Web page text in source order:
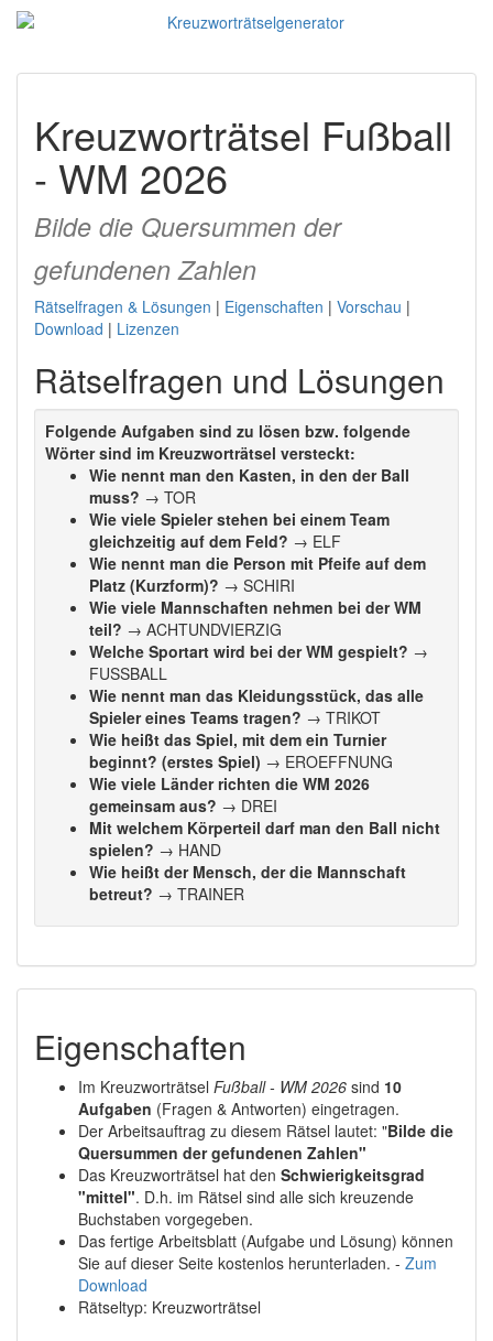
Kreuzworträtsel Fußball
- WM 2026
Bilde die Quersummen der
gefundenen Zahlen
Rätselfragen & Lösungen | Eigenschaften | Vorschau |
Download | Lizenzen
Rätselfragen und Lösungen
Folgende Aufgaben sind zu lösen bzw. folgende
Wörter sind im Kreuzworträtsel versteckt:
Wie nennt man den Kasten, in den der Ball
muss? → TOR
Wie viele Spieler stehen bei einem Team
gleichzeitig auf dem Feld? → ELF
Wie nennt man die Person mit Pfeife auf dem
Platz (Kurzform)? → SCHIRI
Wie viele Mannschaften nehmen bei der WM
teil? → ACHTUNDVIERZIG
Welche Sportart wird bei der WM gespielt? →
FUSSBALL
Wie nennt man das Kleidungsstück, das alle
Spieler eines Teams tragen? → TRIKOT
Wie heißt das Spiel, mit dem ein Turnier
beginnt? (erstes Spiel) → EROEFFNUNG
Wie viele Länder richten die WM 2026
gemeinsam aus? → DREI
Mit welchem Körperteil darf man den Ball nicht
spielen? → HAND
Wie heißt der Mensch, der die Mannschaft
betreut? → TRAINER
Eigenschaften
Im Kreuzworträtsel Fußball - WM 2026 sind 10
Aufgaben (Fragen & Antworten) eingetragen.
Der Arbeitsauftrag zu diesem Rätsel lautet: "Bilde die
Quersummen der gefundenen Zahlen"
Das Kreuzworträtsel hat den Schwierigkeitsgrad
"mittel". D.h. im Rätsel sind alle sich kreuzende
Buchstaben vorgegeben.
Das fertige Arbeitsblatt (Aufgabe und Lösung) können
Sie auf dieser Seite kostenlos herunterladen. - Zum
Download
Rätseltyp: Kreuzworträtsel